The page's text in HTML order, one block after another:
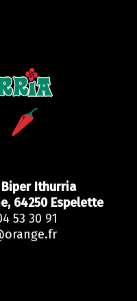
Ithurria
64250 Espelette
53 30 91